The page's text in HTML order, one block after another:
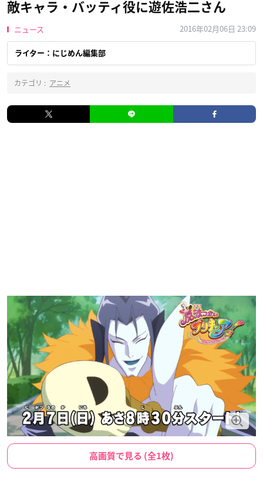
敵キャラ・バッティ役に遊佐浩二さん
ニュース 2016年02月06日 23:09
ライター：にじめん編集部
カテゴリ : アニメ
高画質で見る (全1枚)